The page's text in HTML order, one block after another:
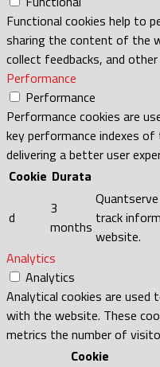
Functional cookies help to
sharing the content of the
collect feedbacks, and
Performance
Performance
Performance cookies are
key performance indexes
delivering a better user
Cookie Durata
d
3
months track
website.
Analytics
Analytics
Analytical cookies are
with the website. These
metrics the number of
Cookie